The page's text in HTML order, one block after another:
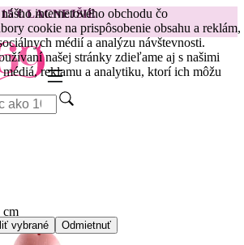
internetového obchodu čo
cookie na prispôsobenie obsahu a reklám,
médií a analýzu návštevnosti.
našej stránky zdieľame aj s našimi
médiá, reklamu a analytiku, ktorí ich môžu
vybrané Odmietnuť
€ LACNEJŠIE